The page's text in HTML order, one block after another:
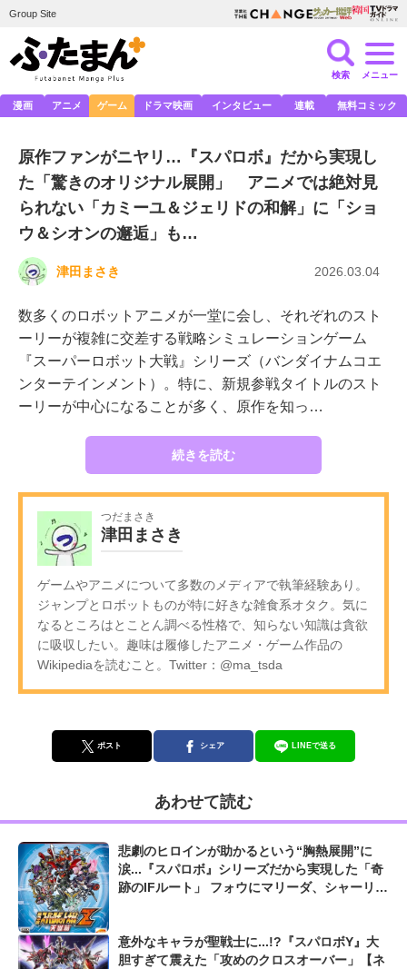
Group Site
検索 メニュー
漫画 アニメ ゲーム ドラマ映画 インタビュー 連載 無料コミック
原作ファンがニヤリ…『スパロボ』だから実現し
た「驚きのオリジナル展開」 アニメでは絶対見
られない「カミーユ＆ジェリドの和解」に「ショ
ウ＆シオンの邂逅」も…
津田まさき 2026.03.04
数多くのロボットアニメが一堂に会し、それぞれのスト
ーリーが複雑に交差する戦略シミュレーションゲーム
『スーパーロボット大戦』シリーズ（バンダイナムコエ
ンターテインメント）。特に、新規参戦タイトルのスト
ーリーが中心になることが多く、原作を知っ…
続きを読む
つだまさき
津田まさき
ゲームやアニメについて多数のメディアで執筆経験あり。
ジャンプとロボットものが特に好きな雑食系オタク。気に
なるところはとことん調べる性格で、知らない知識は貪欲
に吸収したい。趣味は履修したアニメ・ゲーム作品の
Wikipediaを読むこと。Twitter：@ma_tsda
ポスト シェア LINEで送る
あわせて読む
悲劇のヒロインが助かるという“胸熱展開”に
涙...『スパロボ』シリーズだから実現した「奇
跡のIFルート」 フォウにマリーダ、シャーリー
意外なキャラが聖戦士に...!?『スパロボY』大
胆すぎて震えた「攻めのクロスオーバー」【ネ